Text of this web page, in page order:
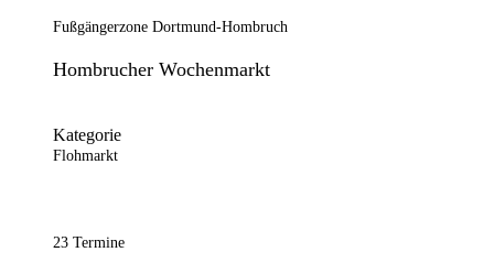
Fußgängerzone Dortmund-Hombruch
Hombrucher Wochenmarkt
Kategorie
Flohmarkt
23 Termine